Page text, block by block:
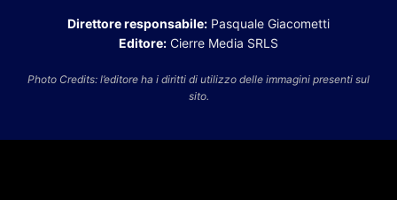
Direttore responsabile: Pasquale Giacometti
Editore: Cierre Media SRLS
Photo Credits: l’editore ha i diritti di utilizzo delle immagini presenti sul
sito.